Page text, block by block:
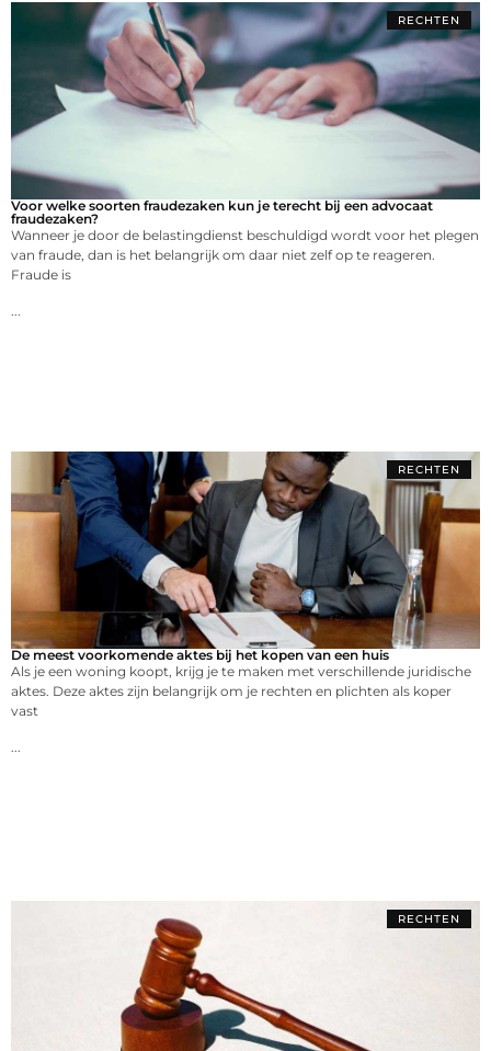
RECHTEN
Voor welke soorten fraudezaken kun je terecht bij een advocaat
fraudezaken?
Wanneer je door de belastingdienst beschuldigd wordt voor het plegen
van fraude, dan is het belangrijk om daar niet zelf op te reageren.
Fraude is
RECHTEN
De meest voorkomende aktes bij het kopen van een huis
Als je een woning koopt, krijg je te maken met verschillende juridische
aktes. Deze aktes zijn belangrijk om je rechten en plichten als koper
vast
RECHTEN